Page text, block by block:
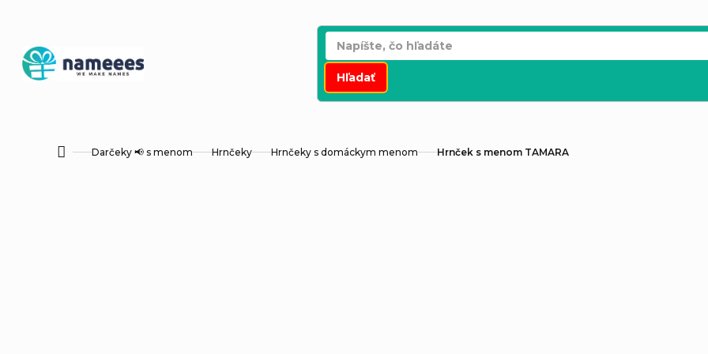
obsah
Hľadať
DomovDarčeky 📢 s menom Hrnčeky Hrnčeky s domáckym menom Hrnček s menom TAMARA